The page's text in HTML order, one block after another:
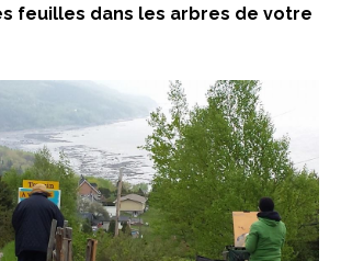
feuilles dans les arbres de votre